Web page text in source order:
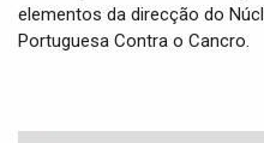
elementos da direcção do
Portuguesa Contra o Cancro.